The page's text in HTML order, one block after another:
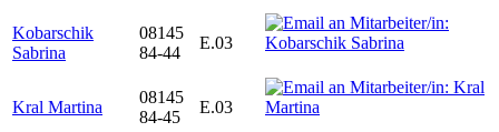
Kobarschik
Sabrina
08145
84-44
E.03
Kral Martina
08145
84-45
E.03